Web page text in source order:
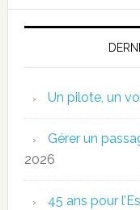
Un pilote, un
Gérer un
2026
45 ans pour